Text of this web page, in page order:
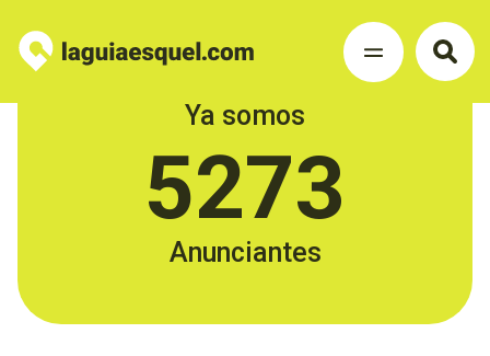
Ya somos
5273
Anunciantes